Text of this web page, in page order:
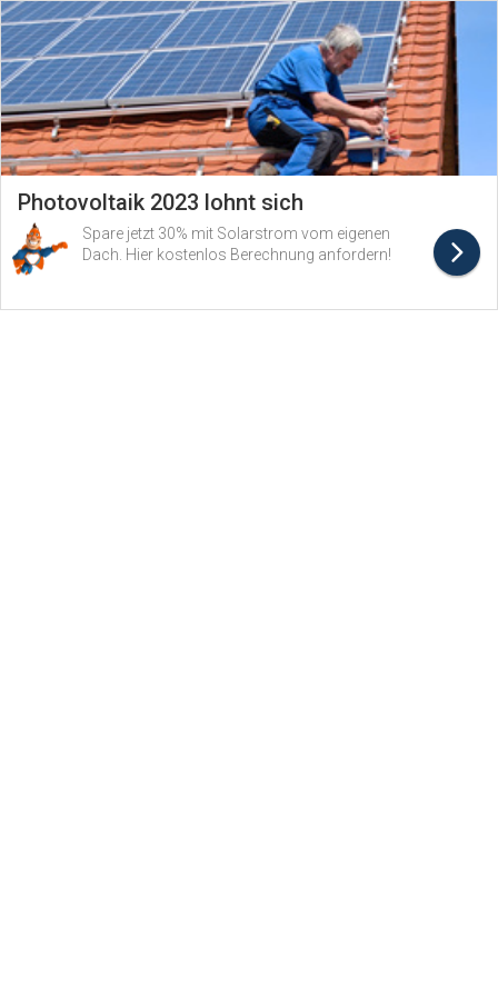
Photovoltaik 2023 lohnt sich
Spare jetzt 30% mit Solarstrom vom eigenen
Dach. Hier kostenlos Berechnung anfordern!